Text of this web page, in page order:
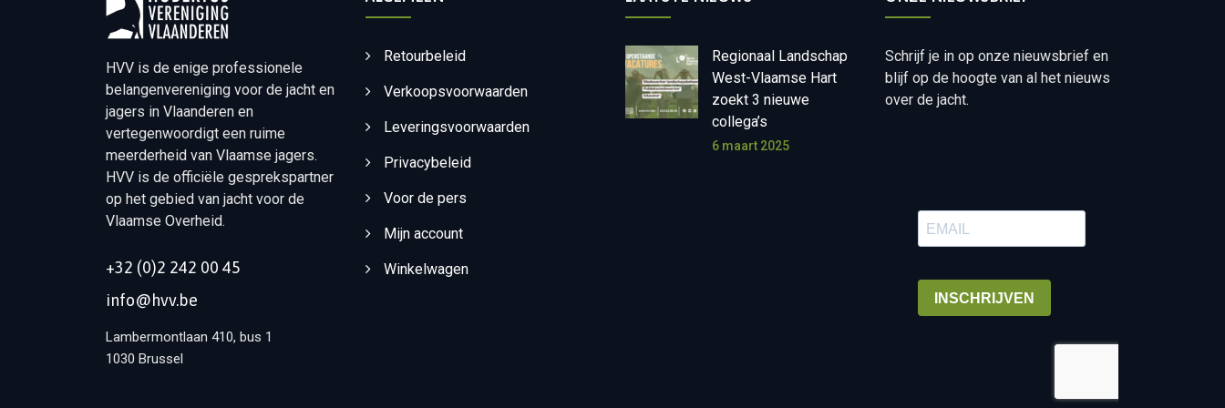
HVV is de enige professionele
belangenvereniging voor de jacht en
jagers in Vlaanderen en
vertegenwoordigt een ruime
meerderheid van Vlaamse jagers.
HVV is de officiële gesprekspartner
op het gebied van jacht voor de
Vlaamse Overheid.
+32 (0)2 242 00 45
info@hvv.be
Lambermontlaan 410, bus 1
1030 Brussel
Retourbeleid
Verkoopsvoorwaarden
Leveringsvoorwaarden
Privacybeleid
Voor de pers
Mijn account
Winkelwagen
Regionaal Landschap
West-Vlaamse Hart
zoekt 3 nieuwe
collega’s
6 maart 2025
Schrijf je in op onze nieuwsbrief en
blijf op de hoogte van al het nieuws
over de jacht.